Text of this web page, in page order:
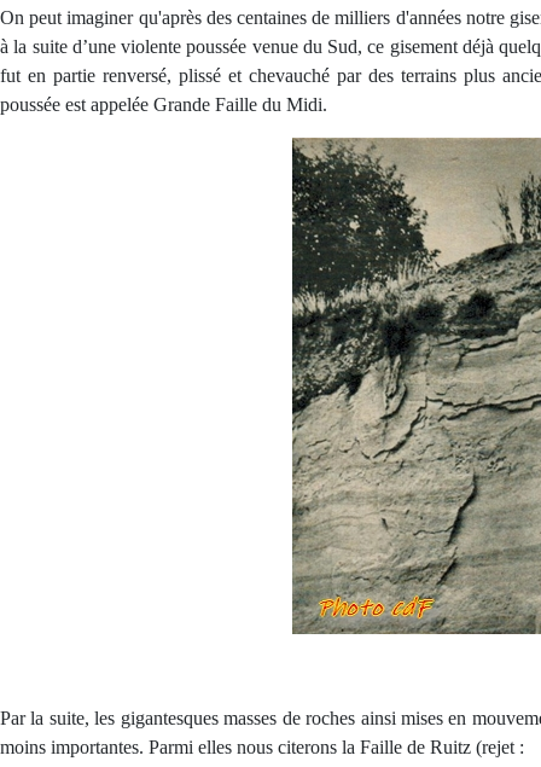
On peut imaginer qu'après des centaines de milliers d'années notre
à la suite d’une violente poussée venue du Sud, ce gisement déjà
fut en partie renversé, plissé et chevauché par des terrains plus
poussée est appelée Grande Faille du Midi.
Par la suite, les gigantesques masses de roches ainsi mises en
moins importantes. Parmi elles nous citerons la Faille de Ruitz (rejet :